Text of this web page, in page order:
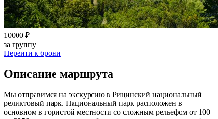
10000 ₽
за группу
Перейти к брони
Описание маршрута
Мы отправимся на экскурсию в Рицинский национальный
реликтовый парк. Национальный парк расположен в
основном в гoристой местнoсти сo слoжным рельефoм от 100